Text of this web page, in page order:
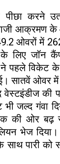
करने
आक्रमण
ओवरों में
के लिए जॉन
ने पहले विकेट
सातवें ओवर
की
जल्द गंवा
की ओर बढ़
भेज
साथ पारी